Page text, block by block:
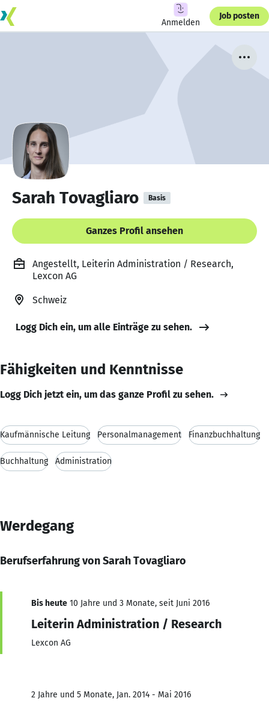
Anmelden
Job posten
Sarah Tovagliaro Basis
Ganzes Profil ansehen
Angestellt, Leiterin Administration / Research,
Lexcon AG
Schweiz
Logg Dich ein, um alle Einträge zu sehen.
Fähigkeiten und Kenntnisse
Logg Dich jetzt ein, um das ganze Profil zu sehen.
Kaufmännische Leitung Personalmanagement Finanzbuchhaltung
Buchhaltung Administration
Werdegang
Berufserfahrung von Sarah Tovagliaro
Bis heute 10 Jahre und 3 Monate, seit Juni 2016
Leiterin Administration / Research
Lexcon AG
2 Jahre und 5 Monate, Jan. 2014 - Mai 2016